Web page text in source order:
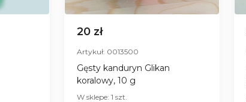
20 zł
Artykuł: 0013500
Gęsty kanduryn Glikan
koralowy, 10 g
W sklepe: 1 szt.